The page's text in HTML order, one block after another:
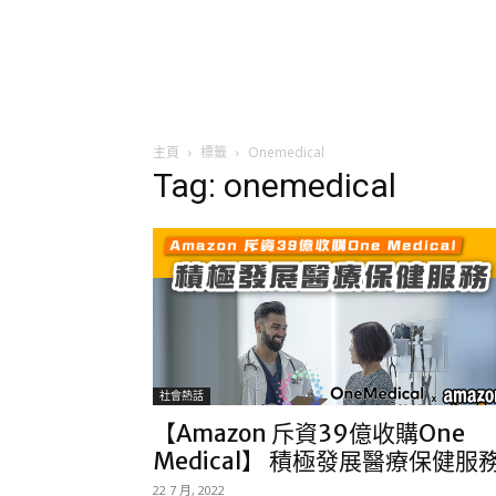
主頁 標籤 Onemedical
Tag: onemedical
社會熱話
【Amazon 斥資39億收購One
Medical】 積極發展醫療保健服
22 7 月, 2022